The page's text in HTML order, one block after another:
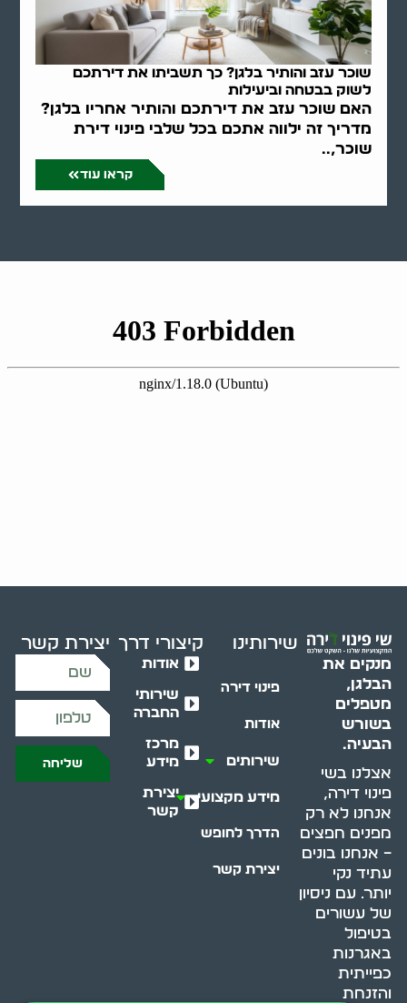
שוכר עזב והותיר בלגן? כך תשביתו את דירתכם
לשוק בבטחה וביעילות
האם שוכר עזב את דירתכם והותיר אחריו בלגן?
מדריך זה ילווה אתכם בכל שלבי פינוי דירת
שוכר,..
קראו עוד
מנקים את
הבלגן,
מטפלים
בשורש
הבעיה.
אצלנו בשי
פינוי דירה,
אנחנו לא רק
מפנים חפצים
– אנחנו בונים
עתיד נקי
יותר. עם ניסיון
של עשורים
בטיפול
באגרנות
כפייתית
והזנחת
שירותינו
פינוי דירה
אודות
שירותים
מידע מקצועי
הדרך לחופש
יצירת קשר
קיצורי דרך
אודות
שירותי
החברה
מרכז
מידע
יצירת
קשר
יצירת קשר
שליחה